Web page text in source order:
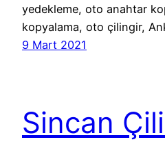
yedekleme, oto anahtar
kopyalama, oto çilingir,
9 Mart 2021
Sincan